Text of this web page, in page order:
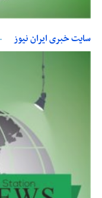
سایت خبری ایران نیوز